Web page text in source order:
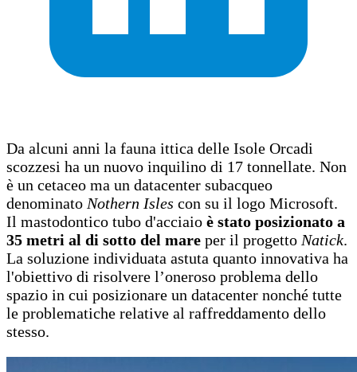
Da alcuni anni la fauna ittica delle Isole Orcadi
scozzesi ha un nuovo inquilino di 17 tonnellate. Non
è un cetaceo ma un datacenter subacqueo
denominato Nothern Isles con su il logo Microsoft.
Il mastodontico tubo d'acciaio è stato posizionato a
35 metri al di sotto del mare per il progetto Natick.
La soluzione individuata astuta quanto innovativa ha
l'obiettivo di risolvere l’oneroso problema dello
spazio in cui posizionare un datacenter nonché tutte
le problematiche relative al raffreddamento dello
stesso.